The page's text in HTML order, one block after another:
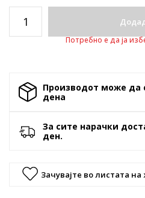
Потребно е да ја
Производот може да
денa
За сите нарачки
ден.
Зачувајте во листата